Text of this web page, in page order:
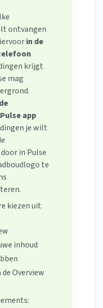
ontvangen
in de
krijgt
mag
app
je wilt
in Pulse
te
kiezen uit
inhoud
Overview